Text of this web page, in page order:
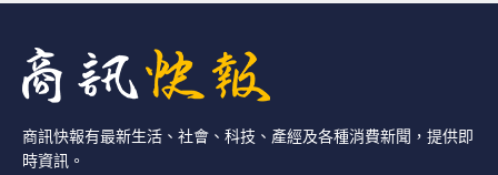
商訊快報有最新生活、社會、科技、產經及各種消費新聞，提供即
時資訊。